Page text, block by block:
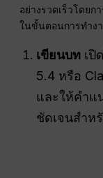
อย่างรวดเร็วโดย
ในขั้นตอนการทำงา
เขียนบท เปิ
5.4 หรือ
และให้คำแ
ชัดเจนสำห